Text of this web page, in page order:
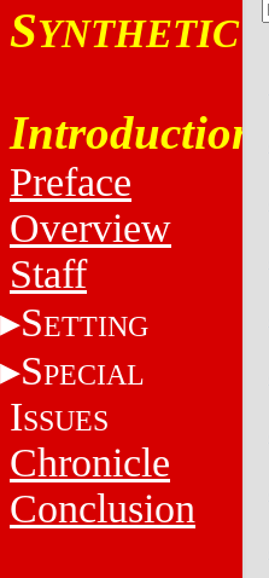
SYNTHETIC
Introduction
Preface
Overview
Staff
SETTING
SPECIAL
ISSUES
Chronicle
Conclusion